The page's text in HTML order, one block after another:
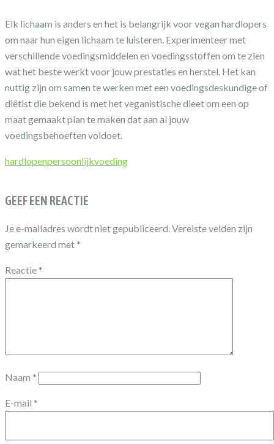
Elk lichaam is anders en het is belangrijk voor vegan hardlopers
om naar hun eigen lichaam te luisteren. Experimenteer met
verschillende voedingsmiddelen en voedingsstoffen om te zien
wat het beste werkt voor jouw prestaties en herstel. Het kan
nuttig zijn om samen te werken met een voedingsdeskundige of
diëtist die bekend is met het veganistische dieet om een op
maat gemaakt plan te maken dat aan al jouw
voedingsbehoeften voldoet.
hardlopenpersoonlijkvoeding
GEEF EEN REACTIE
Je e-mailadres wordt niet gepubliceerd.Vereiste velden zijn
gemarkeerd met *
Reactie *
Naam *
E-mail *